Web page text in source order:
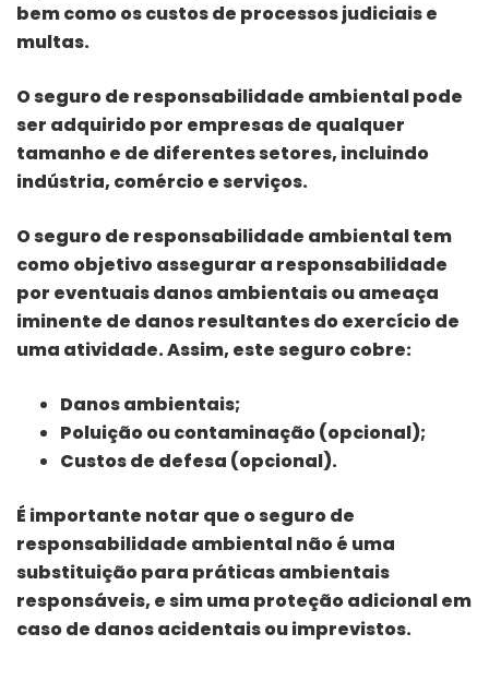
bem como os custos de processos judiciais e
multas.
O seguro de responsabilidade ambiental pode
ser adquirido por empresas de qualquer
tamanho e de diferentes setores, incluindo
indústria, comércio e serviços.
O seguro de responsabilidade ambiental tem
como objetivo assegurar a responsabilidade
por eventuais danos ambientais ou ameaça
iminente de danos resultantes do exercício de
uma atividade. Assim, este seguro cobre:
Danos ambientais;
Poluição ou contaminação (opcional);
Custos de defesa (opcional).
É importante notar que o seguro de
responsabilidade ambiental não é uma
substituição para práticas ambientais
responsáveis, e sim uma proteção adicional em
caso de danos acidentais ou imprevistos.